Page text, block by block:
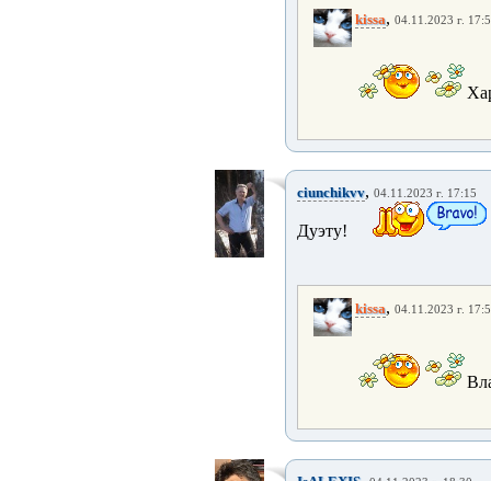
kissa, 04.11.2023 г.
ciunchikvv, 04.11.2023 г. 17:15
Дуэту!
kissa, 04.11.2023 г.